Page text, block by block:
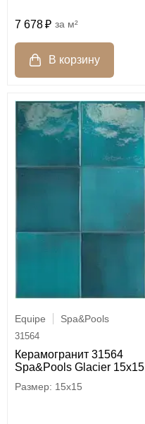
7 678 м²
Equipe Spa&Pools
31564
Керамогранит 31564
Spa&Pools Glacier 15x15
15x15